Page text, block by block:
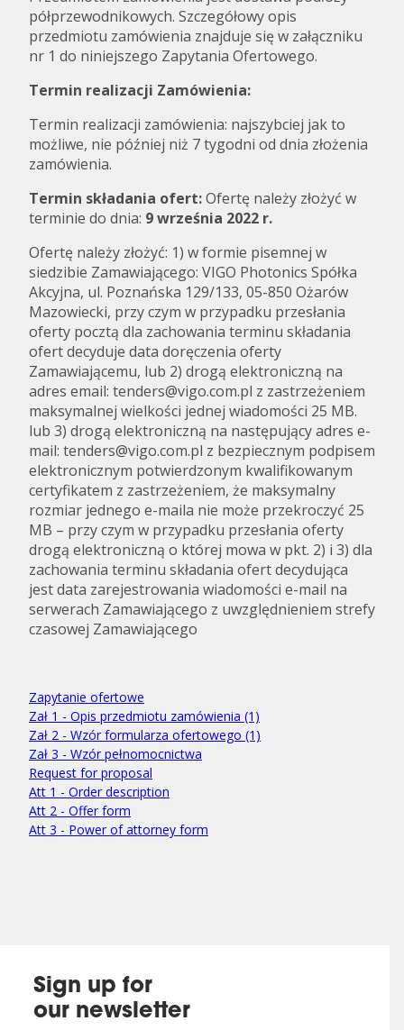
półprzewodnikowych. Szczegółowy opis
przedmiotu zamówienia znajduje się w załączniku
nr 1 do niniejszego Zapytania Ofertowego.
Termin realizacji Zamówienia:
Termin realizacji zamówienia: najszybciej jak to
możliwe, nie później niż 7 tygodni od dnia złożenia
zamówienia.
Termin składania ofert:Ofertę należy złożyć w
terminie do dnia: 9 września 2022 r.
Ofertę należy złożyć: 1) w formie pisemnej w
siedzibie Zamawiającego: VIGO Photonics Spółka
Akcyjna, ul. Poznańska 129/133, 05-850 Ożarów
Mazowiecki, przy czym w przypadku przesłania
oferty pocztą dla zachowania terminu składania
ofert decyduje data doręczenia oferty
Zamawiającemu, lub 2) drogą elektroniczną na
adres email: tenders@vigo.com.pl z zastrzeżeniem
maksymalnej wielkości jednej wiadomości 25 MB.
lub 3) drogą elektroniczną na następujący adres e-
mail: tenders@vigo.com.pl z bezpiecznym podpisem
elektronicznym potwierdzonym kwalifikowanym
certyfikatem z zastrzeżeniem, że maksymalny
rozmiar jednego e-maila nie może przekroczyć 25
MB – przy czym w przypadku przesłania oferty
drogą elektroniczną o której mowa w pkt. 2) i 3) dla
zachowania terminu składania ofert decydująca
jest data zarejestrowania wiadomości e-mail na
serwerach Zamawiającego z uwzględnieniem strefy
czasowej Zamawiającego
Zapytanie ofertowe
Zał 1 - Opis przedmiotu zamówienia (1)
Zał 2 - Wzór formularza ofertowego (1)
Zał 3 - Wzór pełnomocnictwa
Request for proposal
Att 1 - Order description
Att 2 - Offer form
Att 3 - Power of attorney form
Sign up for
our newsletter